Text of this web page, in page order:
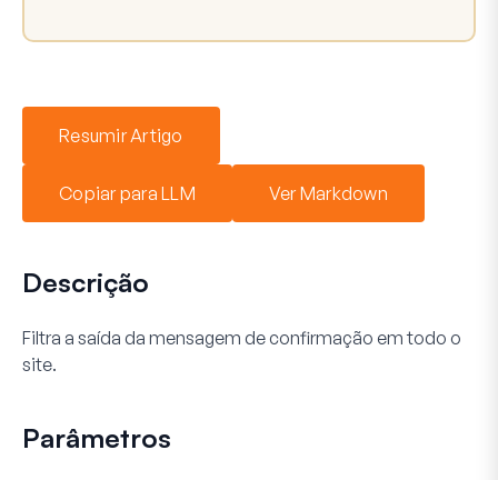
Resumir Artigo
Copiar para LLM Ver Markdown
Descrição
Filtra a saída da mensagem de confirmação em todo o
site.
Parâmetros